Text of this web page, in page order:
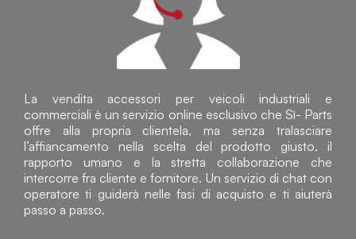
La vendita accessori per veicoli industriali e
commerciali è un servizio online esclusivo che Sì- Parts
offre alla propria clientela, ma senza tralasciare
l’affiancamento nella scelta del prodotto giusto, il
rapporto umano e la stretta collaborazione che
intercorre fra cliente e fornitore. Un servizio di chat con
operatore ti guiderà nelle fasi di acquisto e ti aiuterà
passo a passo.